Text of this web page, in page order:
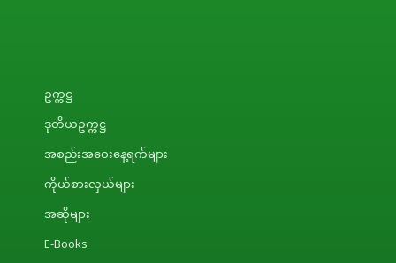
ဥက္ကဋ္ဌ
ဒုတိယဥက္ကဋ္ဌ
အစည်းအဝေးနေ့ရက်များ
ကိုယ်စားလှယ်များ
အဆိုများ
E-Books